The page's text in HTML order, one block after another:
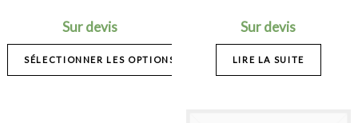
Sur devis
SÉLECTIONNER LES OPTIONS
Sur devis
LIRE LA SUITE